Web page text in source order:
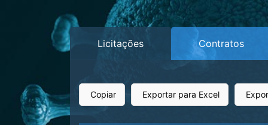
Licitações Contratos
Copiar Exportar para Excel